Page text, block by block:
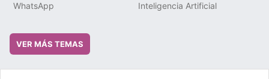
WhatsApp Inteligencia Artificial
VER MÁS TEMAS